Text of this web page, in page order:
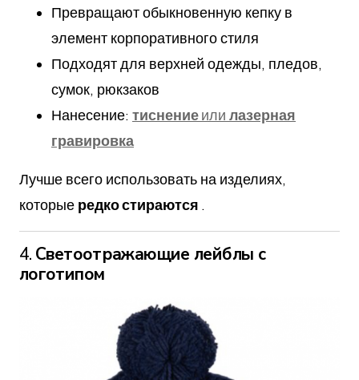
Превращают обыкновенную кепку в
элемент корпоративного стиля
Подходят для верхней одежды, пледов,
сумок, рюкзаков
Нанесение: тиснениеили лазерная
гравировка
Лучше всего использовать на изделиях,
которые редко стираются .
4. Светоотражающие лейблы с
логотипом